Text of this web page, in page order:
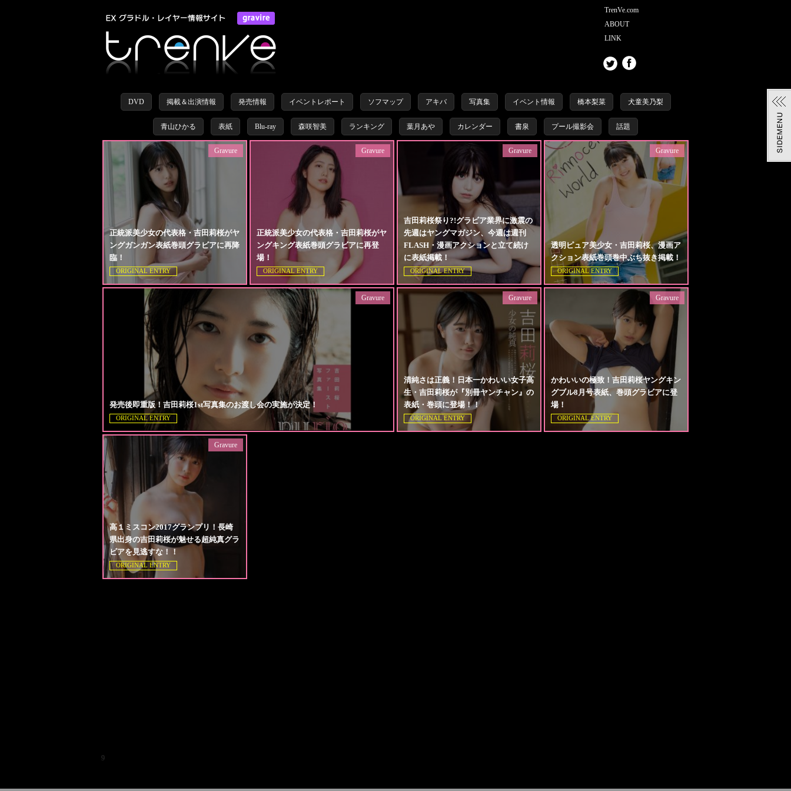
TrenVe.com
ABOUT
LINK
DVD 掲載＆出演情報 発売情報 イベントレポート ソフマップ アキバ 写真集 イベント情報 橋本梨菜 犬童美乃梨
青山ひかる 表紙 Blu-ray 森咲智美 ランキング 葉月あや カレンダー 書泉 プール撮影会 話題
正統派美少女の代表格・吉田莉桜がヤ
ングガンガン表紙巻頭グラビアに再降
臨！
ORIGINAL ENTRY
Gravure
正統派美少女の代表格・吉田莉桜がヤ
ングキング表紙巻頭グラビアに再登
場！
ORIGINAL ENTRY
Gravure
吉田莉桜祭り?!グラビア業界に激震の
先週はヤングマガジン、今週は週刊
FLASH・漫画アクションと立て続け
に表紙掲載！
ORIGINAL ENTRY
Gravure
透明ピュア美少女・吉田莉桜、漫画ア
クション表紙巻頭巻中ぶち抜き掲載！
ORIGINAL ENTRY
Gravure
発売後即重版！吉田莉桜1st写真集のお渡し会の実施が決定！
ORIGINAL ENTRY
Gravure
清純さは正義！日本一かわいい女子高
生・吉田莉桜が『別冊ヤンチャン』の
表紙・巻頭に登場！！
ORIGINAL ENTRY
Gravure
かわいいの極致！吉田莉桜ヤングキン
グブル8月号表紙、巻頭グラビアに登
場！
ORIGINAL ENTRY
Gravure
高１ミスコン2017グランプリ！長崎
県出身の吉田莉桜が魅せる超純真グラ
ビアを見逃すな！！
ORIGINAL ENTRY
Gravure
9